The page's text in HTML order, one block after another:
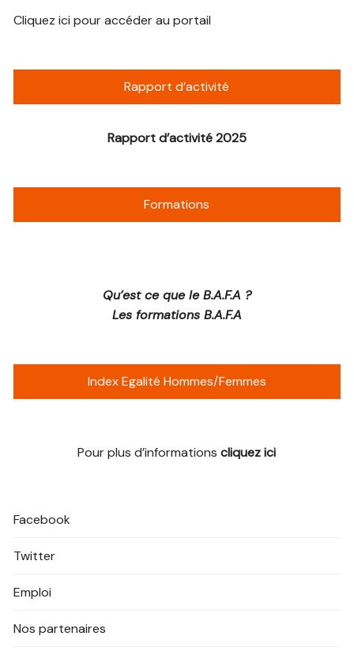
Cliquez ici pour accéder au portail
Rapport d’activité
Rapport d’activité 2025
Formations
Qu’est ce que le B.A.F.A ?
Les formations B.A.F.A
Index Egalité Hommes/Femmes
Pour plus d’informationscliquez ici
Facebook
Twitter
Emploi
Nos partenaires